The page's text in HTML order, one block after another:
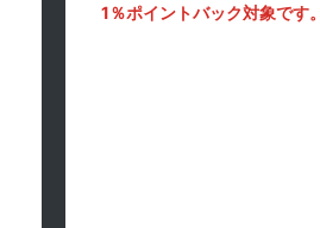
1％ポイントバック対象です。